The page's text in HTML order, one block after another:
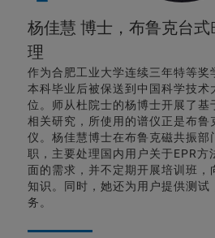
杨佳慧 博士，布鲁克台式
理
作为合肥工业大学连续三年特等奖
本科毕业后被保送到中国科学技术
位。师从杜院士的杨博士开展了基
相关研究，所使用的谱仪正是布鲁
仪。杨佳慧博士在布鲁克磁共振部
职，主要处理国内用户关于EPR方
面的需求，并不定期开展培训班，
知识。同时，她还为用户提供测试
务。